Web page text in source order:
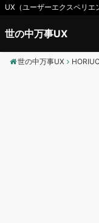
UX（ユーザーエクスペリエ
世の中万事UX
世の中万事UX